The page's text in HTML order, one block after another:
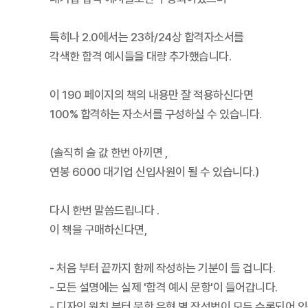
특히나 2.0에서는 23하/24상 합격자소서를
각색한 합격 예시들을 대량 추가했습니다.
이 190 페이지의 책의 내용만 잘 적용하신다면
100% 합격하는 자소서를 구성하실 수 있습니다.
(솔직히 술 값 한번 아끼면 ,
연봉 6000 대기업 신입사원이 될 수 있습니다.)
다시 한번 말씀드립니다 .
이 책을 구매하신다면,
- 처음 부터 끝까지 함께 작성하는 기분이 들 겁니다.
- 모든 설명에는 실제 '합격 예시 문항'이 들어갑니다.